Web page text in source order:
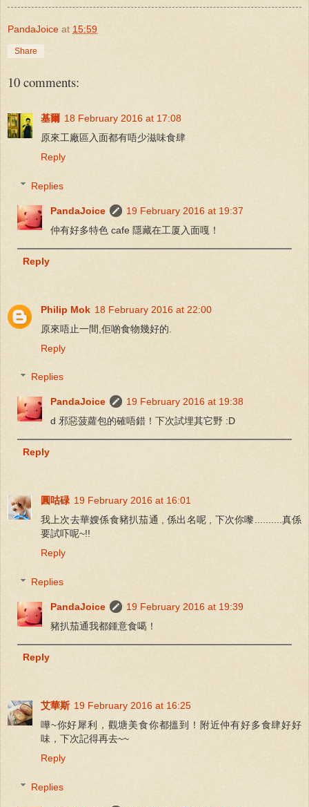
PandaJoice at 15:59
Share
10 comments:
基爾 18 February 2016 at 17:08
原來工廠區入面都有唔少滋味食肆
Reply
Replies
PandaJoice
19 February 2016 at 19:37
仲有好多特色 cafe 隱藏在工厦入面嘎！
Reply
Philip Mok 18 February 2016 at 22:00
原來唔止一間,佢啲食物幾好的.
Reply
Replies
PandaJoice
19 February 2016 at 19:38
d 邪惡菠蘿包的確唔錯！下次試埋其它野 :D
Reply
圓咕碌 19 February 2016 at 16:01
我上次去華嫂係食豬扒茄通 , 係出名呢 , 下次你嚟..........真係
要試吓呢~!!
Reply
Replies
PandaJoice
19 February 2016 at 19:39
豬扒茄通我都鍾意食噶！
Reply
艾華斯 19 February 2016 at 16:25
嘩~你好犀利，觀塘美食你都搵到！附近仲有好多食肆好好
味，下次記得再去~~
Reply
Replies